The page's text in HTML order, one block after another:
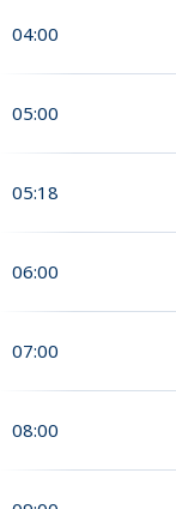
04:00
05:00
05:18
06:00
07:00
08:00